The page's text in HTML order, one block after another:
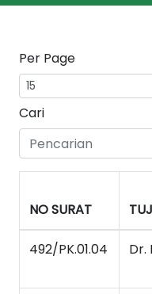
Per Page
Cari
NO SURAT
492/PK.01.04 Dr.